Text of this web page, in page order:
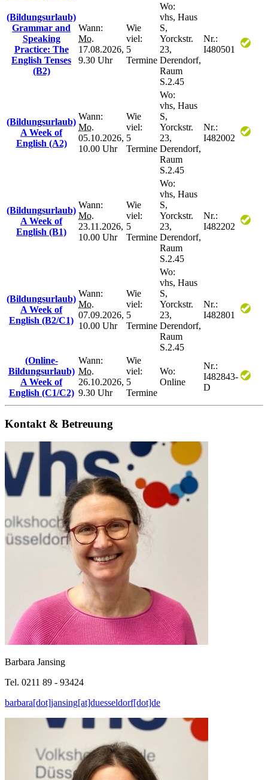
(Bildungsurlaub)
Grammar and
Speaking
Practice: The
English Tenses
(B2)
Wann:
Mo.
17.08.2026,
9.30 Uhr
Wie
viel:
5
Termine
Wo:
vhs, Haus
S,
Yorckstr.
23,
Derendorf,
Raum
S.2.45
Nr.:
I480501
(Bildungsurlaub)
A Week of
English (A2)
Wann:
Mo.
05.10.2026,
10.00 Uhr
Wie
viel:
5
Termine
Wo:
vhs, Haus
S,
Yorckstr.
23,
Derendorf,
Raum
S.2.45
Nr.:
I482002
(Bildungsurlaub)
A Week of
English (B1)
Wann:
Mo.
23.11.2026,
10.00 Uhr
Wie
viel:
5
Termine
Wo:
vhs, Haus
S,
Yorckstr.
23,
Derendorf,
Raum
S.2.45
Nr.:
I482202
(Bildungsurlaub)
A Week of
English (B2/C1)
Wann:
Mo.
07.09.2026,
10.00 Uhr
Wie
viel:
5
Termine
Wo:
vhs, Haus
S,
Yorckstr.
23,
Derendorf,
Raum
S.2.45
Nr.:
I482801
(Online-
Bildungsurlaub)
A Week of
English (C1/C2)
Wann:
Mo.
26.10.2026,
9.30 Uhr
Wie
viel:
5
Termine
Wo:
Online
Nr.:
I482843-
D
Kontakt & Betreuung
Barbara Jansing
Tel. 0211 89 - 93424
barbara[dot]jansing[at]duesseldorf[dot]de